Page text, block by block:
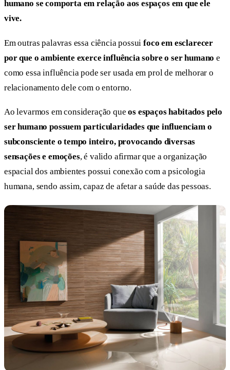
humano se comporta em relação aos espaços em que ele
vive.
Em outras palavras essa ciência possuifoco em esclarecer
por que o ambiente exerce influência sobre o ser humanoe
como essa influência pode ser usada em prol de melhorar o
relacionamento dele com o entorno.
Ao levarmos em consideração queos espaços habitados pelo
ser humano possuem particularidades que influenciam o
subconsciente o tempo inteiro, provocando diversas
sensações e emoções, é valido afirmar que a organização
espacial dos ambientes possui conexão com a psicologia
humana, sendo assim, capaz de afetar a saúde das pessoas.